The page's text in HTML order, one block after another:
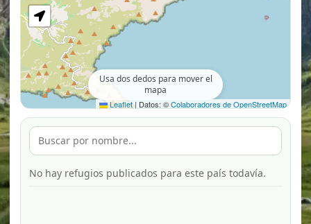
Leaflet | Datos: ©Colaboradores de OpenStreetMap
Usa dos dedos para mover el
mapa
No hay refugios publicados para este país todavía.